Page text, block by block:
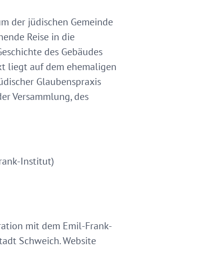
der jüdischen Gemeinde
Reise in die
des Gebäudes
liegt auf dem ehemaligen
Glaubenspraxis
Versammlung, des
Institut)
mit dem Emil-Frank-
Schweich. Website